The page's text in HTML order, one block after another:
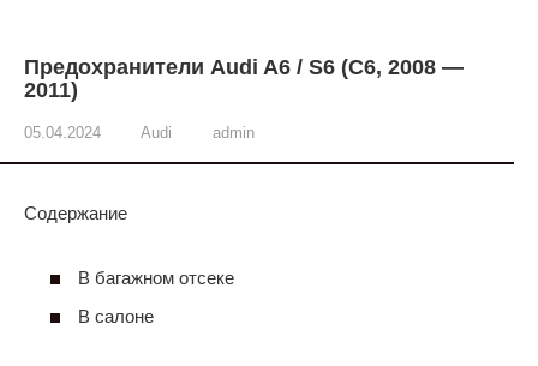
Предохранители Audi A6 / S6 (C6, 2008 —
2011)
05.04.2024 Audi admin
Содержание
В багажном отсеке
В салоне